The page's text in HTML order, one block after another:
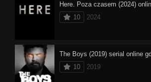
10
2024
The Boys (2019) serial online
10
2019